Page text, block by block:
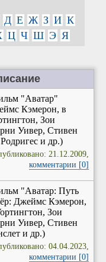
Д Е Ж З И К
Ц Ч Ш Э Я
"Аватар"
Кэмерон, в
Зои
Уивер, Стивен
и др.)
21.12.2009,
комментарии [0]
"Аватар: Путь
Джеймс Кэмерон,
Зои
Уивер, Стивен
и др.)
04.04.2023,
комментарии [0]